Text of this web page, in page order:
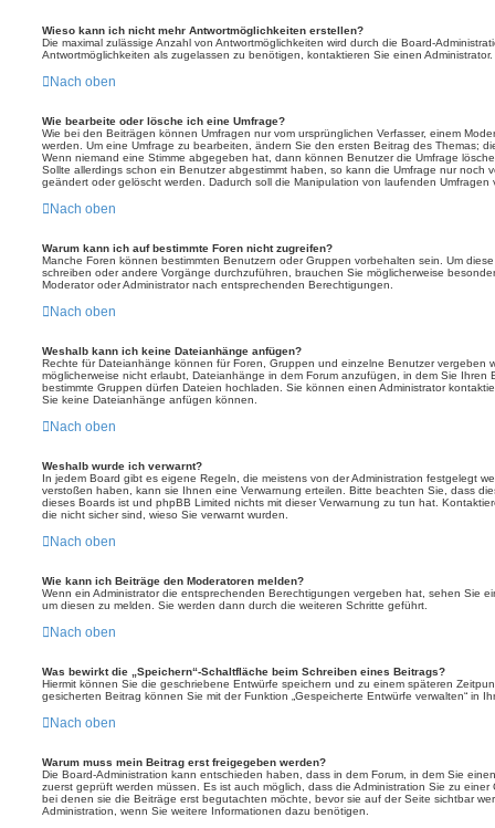
Wieso kann ich nicht mehr Antwortmöglichkeiten erstellen?
Die maximal zulässige Anzahl von Antwortmöglichkeiten wird durch die Board-
Antwortmöglichkeiten als zugelassen zu benötigen, kontaktieren Sie einen Administrator.
Nach oben
Wie bearbeite oder lösche ich eine Umfrage?
Wie bei den Beiträgen können Umfragen nur vom ursprünglichen Verfasser, einem
werden. Um eine Umfrage zu bearbeiten, ändern Sie den ersten Beitrag des Themas;
Wenn niemand eine Stimme abgegeben hat, dann können Benutzer die Umfrage
Sollte allerdings schon ein Benutzer abgestimmt haben, so kann die Umfrage nur noch
geändert oder gelöscht werden. Dadurch soll die Manipulation von laufenden Umfragen
Nach oben
Warum kann ich auf bestimmte Foren nicht zugreifen?
Manche Foren können bestimmten Benutzern oder Gruppen vorbehalten sein. Um
schreiben oder andere Vorgänge durchzuführen, brauchen Sie möglicherweise
Moderator oder Administrator nach entsprechenden Berechtigungen.
Nach oben
Weshalb kann ich keine Dateianhänge anfügen?
Rechte für Dateianhänge können für Foren, Gruppen und einzelne Benutzer vergeben
möglicherweise nicht erlaubt, Dateianhänge in dem Forum anzufügen, in dem Sie Ihren
bestimmte Gruppen dürfen Dateien hochladen. Sie können einen Administrator
Sie keine Dateianhänge anfügen können.
Nach oben
Weshalb wurde ich verwarnt?
In jedem Board gibt es eigene Regeln, die meistens von der Administration festgelegt
verstoßen haben, kann sie Ihnen eine Verwarnung erteilen. Bitte beachten Sie, dass
dieses Boards ist und phpBB Limited nichts mit dieser Verwarnung zu tun hat.
die nicht sicher sind, wieso Sie verwarnt wurden.
Nach oben
Wie kann ich Beiträge den Moderatoren melden?
Wenn ein Administrator die entsprechenden Berechtigungen vergeben hat, sehen Sie
um diesen zu melden. Sie werden dann durch die weiteren Schritte geführt.
Nach oben
Was bewirkt die „Speichern“-Schaltfläche beim Schreiben eines Beitrags?
Hiermit können Sie die geschriebene Entwürfe speichern und zu einem späteren
gesicherten Beitrag können Sie mit der Funktion „Gespeicherte Entwürfe verwalten“ in
Nach oben
Warum muss mein Beitrag erst freigegeben werden?
Die Board-Administration kann entschieden haben, dass in dem Forum, in dem Sie
zuerst geprüft werden müssen. Es ist auch möglich, dass die Administration Sie zu
bei denen sie die Beiträge erst begutachten möchte, bevor sie auf der Seite sichtbar
Administration, wenn Sie weitere Informationen dazu benötigen.